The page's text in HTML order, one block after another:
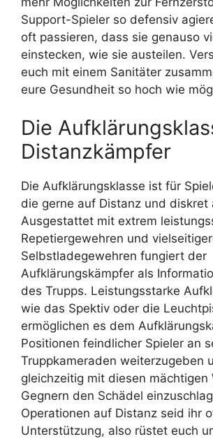
Support-Spieler so defensiv
oft passieren, dass sie genauso
einstecken, wie sie austeilen.
euch mit einem Sanitäter
eure Gesundheit so hoch wie
Die
Distanzkämpfer
Die Aufklärungsklasse ist für
die gerne auf Distanz und diskret
Ausgestattet mit extrem
Repetiergewehren und
Selbstladegewehren fungiert der
Aufklärungskämpfer als
des Trupps. Leistungsstarke
wie das Spektiv oder die
ermöglichen es dem
Positionen feindlicher Spieler an
Truppkameraden weiterzugeben
gleichzeitig mit diesen mächtigen
Gegnern den Schädel
Operationen auf Distanz seid ihr
Unterstützung, also rüstet euch